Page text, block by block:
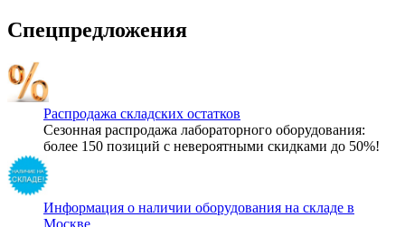
Спецпредложения
Распродажа складских остатков
Сезонная распродажа лабораторного оборудования:
более 150 позиций с невероятными скидками до 50%!
Информация о наличии оборудования на складе в
Москве